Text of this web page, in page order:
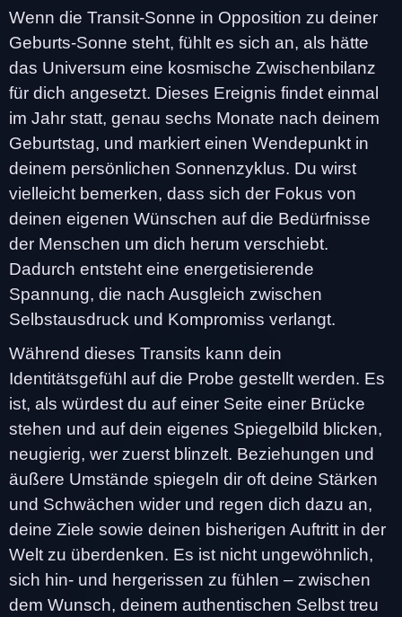
Wenn die Transit-Sonne in Opposition zu deiner
Geburts-Sonne steht, fühlt es sich an, als hätte
das Universum eine kosmische Zwischenbilanz
für dich angesetzt. Dieses Ereignis findet einmal
im Jahr statt, genau sechs Monate nach deinem
Geburtstag, und markiert einen Wendepunkt in
deinem persönlichen Sonnenzyklus. Du wirst
vielleicht bemerken, dass sich der Fokus von
deinen eigenen Wünschen auf die Bedürfnisse
der Menschen um dich herum verschiebt.
Dadurch entsteht eine energetisierende
Spannung, die nach Ausgleich zwischen
Selbstausdruck und Kompromiss verlangt.
Während dieses Transits kann dein
Identitätsgefühl auf die Probe gestellt werden. Es
ist, als würdest du auf einer Seite einer Brücke
stehen und auf dein eigenes Spiegelbild blicken,
neugierig, wer zuerst blinzelt. Beziehungen und
äußere Umstände spiegeln dir oft deine Stärken
und Schwächen wider und regen dich dazu an,
deine Ziele sowie deinen bisherigen Auftritt in der
Welt zu überdenken. Es ist nicht ungewöhnlich,
sich hin- und hergerissen zu fühlen – zwischen
dem Wunsch, deinem authentischen Selbst treu